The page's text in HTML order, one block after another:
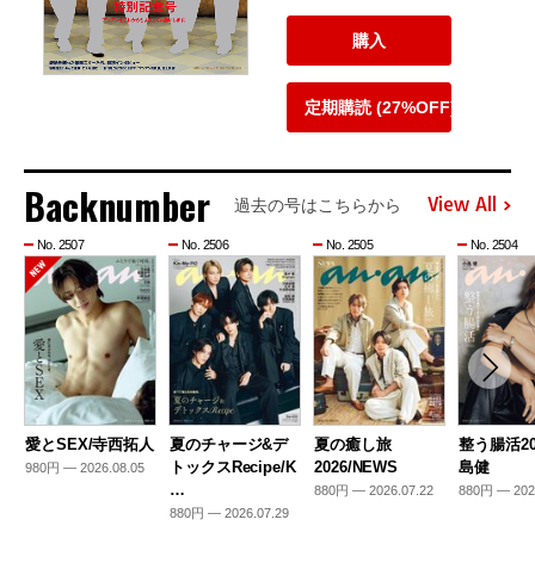
購入
定期購読 (27%OFF)
Backnumber 過去の号はこちらから View All
No. 2507
愛とSEX/寺西拓人
980円 — 2026.08.05
No. 2506
夏のチャージ&デ
トックスRecipe/K
…
880円 — 2026.07.29
No. 2505
夏の癒し旅
2026/NEWS
880円 — 2026.07.22
No. 2504
整う腸活
島健
880円 —